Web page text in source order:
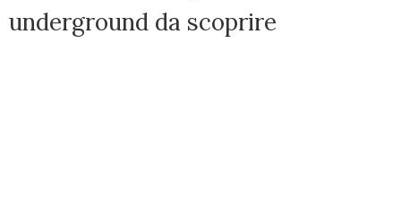
underground da scoprire